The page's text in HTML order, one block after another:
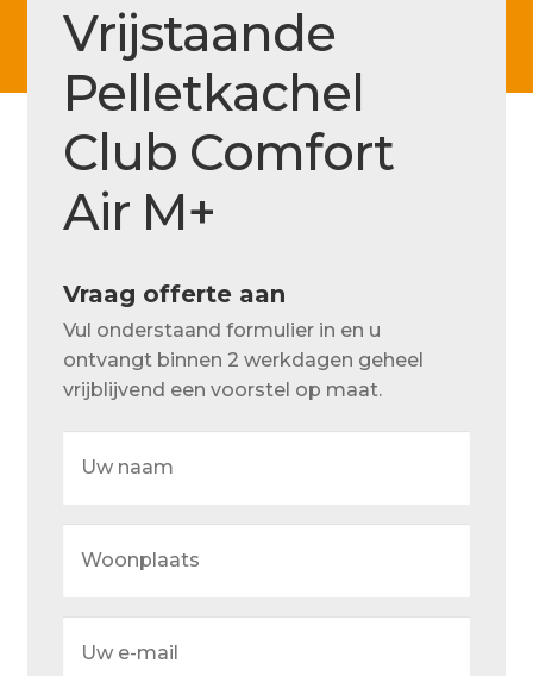
Klantenservice
Betaalmethode
Over ons
Privacy
Retouren – Geschillen – Garantie
Vrijstaande
Pelletkachel
Club Comfort
Air M+
Vraag offerte aan
Vul onderstaand formulier in en u
ontvangt binnen 2 werkdagen geheel
vrijblijvend een voorstel op maat.
naam